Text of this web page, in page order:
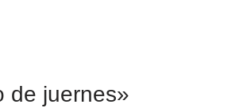
de juernes»